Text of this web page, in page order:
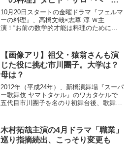
ャ役で出演。
10月20日スタートの金曜ドラマ『フェルマ
ーの料理』、高橋文哉×志尊 淳 Ｗ主
演！“お前の数学的才能は料理のためにあ
理という難題に向かって立ち上がる！才能
同士がぶつ...
【画像アリ】祖父・猿翁さんも演
じた役に挑む市川團子。大学は？
母は？
2012年（平成24年）、新橋演舞場『スーパ
ー歌舞伎 ヤマトタケル』のワカタケルで
五代目市川團子を名のり初舞台後、歌舞伎
川團子を紹介します。祖父・猿翁さんも演
じた...
木村拓哉主演の4月ドラマ「職業」
巡り指摘続出、こっそり変更も